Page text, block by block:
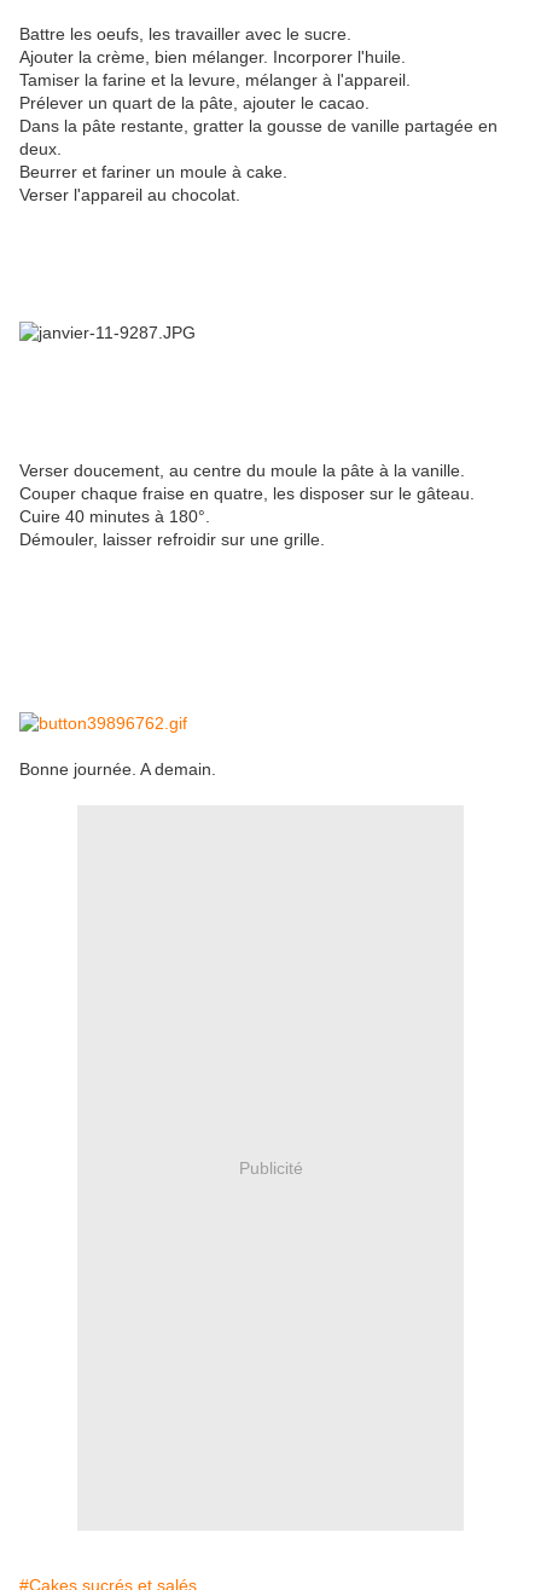
Battre les oeufs, les travailler avec le sucre.
Ajouter la crème, bien mélanger. Incorporer l'huile.
Tamiser la farine et la levure, mélanger à l'appareil.
Prélever un quart de la pâte, ajouter le cacao.
Dans la pâte restante, gratter la gousse de vanille partagée en
deux.
Beurrer et fariner un moule à cake.
Verser l'appareil au chocolat.
Verser doucement, au centre du moule la pâte à la vanille.
Couper chaque fraise en quatre, les disposer sur le gâteau.
Cuire 40 minutes à 180°.
Démouler, laisser refroidir sur une grille.
Bonne journée. A demain.
Publicité
#Cakes sucrés et salés